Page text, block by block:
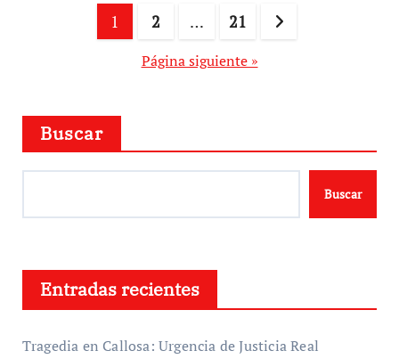
Paginación
1 2 … 21
Página siguiente »
Buscar
Buscar
Entradas recientes
Tragedia en Callosa: Urgencia de Justicia Real